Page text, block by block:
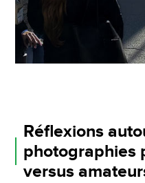
Réflexions
photographies
versus